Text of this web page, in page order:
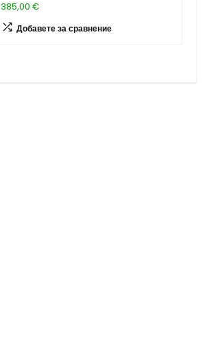
385,00 €
Добавете за сравнение